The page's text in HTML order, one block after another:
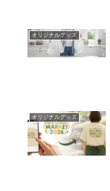
オリジナルグッズ
オリジナルグッズ